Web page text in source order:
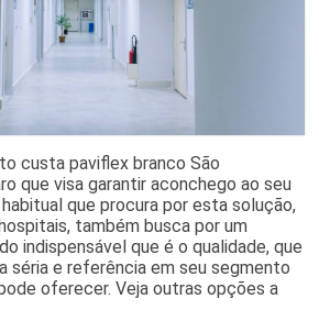
custa paviflex branco São
que visa garantir aconchego ao seu
que procura por esta solução,
também busca por um
indispensável que é o qualidade, que
séria e referência em seu segmento
oferecer. Veja outras opções a